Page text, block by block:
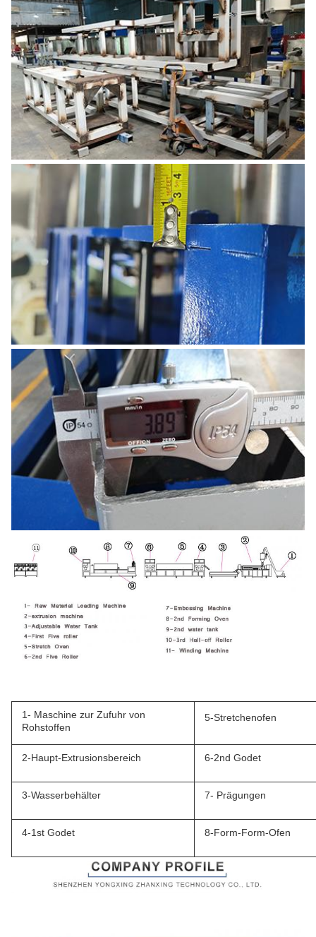
1- Maschine zur Zufuhr von
Rohstoffen
5-Stretchenofen
2-Haupt-Extrusionsbereich 6-2nd Godet
3-Wasserbehälter 7- Prägungen
4-1st Godet 8-Form-Form-Ofen